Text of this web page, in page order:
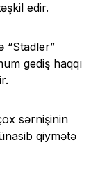
edir.
“Stadler”
gediş haqqı
sərnişinin
qiymətə